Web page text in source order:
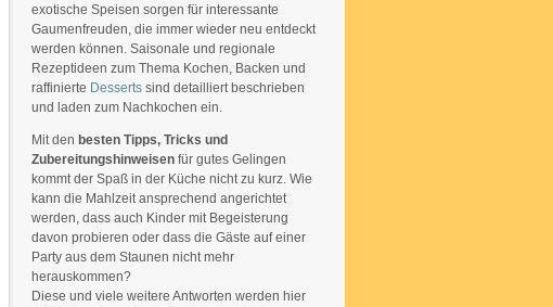
exotische Speisen sorgen für interessante
Gaumenfreuden, die immer wieder neu entdeckt
werden können. Saisonale und regionale
Rezeptideen zum Thema Kochen, Backen und
raffinierte Desserts sind detailliert beschrieben
und laden zum Nachkochen ein.
Mit den besten Tipps, Tricks und
Zubereitungshinweisen für gutes Gelingen
kommt der Spaß in der Küche nicht zu kurz. Wie
kann die Mahlzeit ansprechend angerichtet
werden, dass auch Kinder mit Begeisterung
davon probieren oder dass die Gäste auf einer
Party aus dem Staunen nicht mehr
herauskommen?
Diese und viele weitere Antworten werden hier